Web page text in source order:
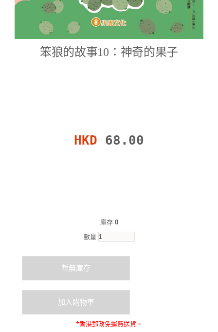
笨狼的故事10：神奇的果子
HKD 68.00
庫存 0
數量
*香港郵政免運費送貨。